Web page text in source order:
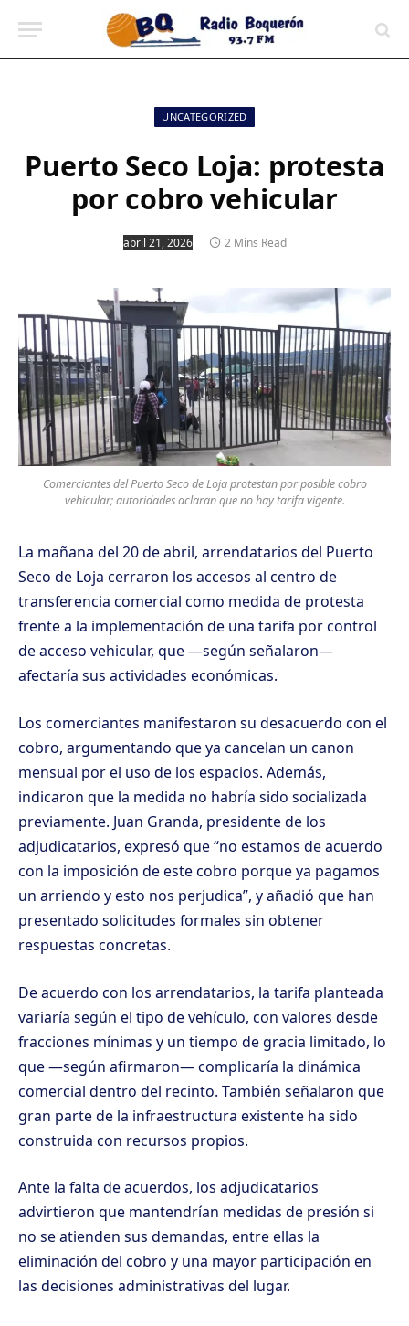
UNCATEGORIZED
Puerto Seco Loja: protesta
por cobro vehicular
abril 21, 2026 2 Mins Read
Comerciantes del Puerto Seco de Loja protestan por posible cobro
vehicular; autoridades aclaran que no hay tarifa vigente.
La mañana del 20 de abril, arrendatarios del Puerto
Seco de Loja cerraron los accesos al centro de
transferencia comercial como medida de protesta
frente a la implementación de una tarifa por control
de acceso vehicular, que —según señalaron—
afectaría sus actividades económicas.
Los comerciantes manifestaron su desacuerdo con el
cobro, argumentando que ya cancelan un canon
mensual por el uso de los espacios. Además,
indicaron que la medida no habría sido socializada
previamente. Juan Granda, presidente de los
adjudicatarios, expresó que “no estamos de acuerdo
con la imposición de este cobro porque ya pagamos
un arriendo y esto nos perjudica”, y añadió que han
presentado solicitudes formales sin obtener
respuestas concretas.
De acuerdo con los arrendatarios, la tarifa planteada
variaría según el tipo de vehículo, con valores desde
fracciones mínimas y un tiempo de gracia limitado, lo
que —según afirmaron— complicaría la dinámica
comercial dentro del recinto. También señalaron que
gran parte de la infraestructura existente ha sido
construida con recursos propios.
Ante la falta de acuerdos, los adjudicatarios
advirtieron que mantendrían medidas de presión si
no se atienden sus demandas, entre ellas la
eliminación del cobro y una mayor participación en
las decisiones administrativas del lugar.